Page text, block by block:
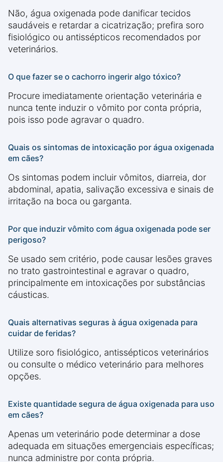
Não, água oxigenada pode danificar tecidos
saudáveis e retardar a cicatrização; prefira soro
fisiológico ou antissépticos recomendados por
veterinários.
O que fazer se o cachorro ingerir algo tóxico?
Procure imediatamente orientação veterinária e
nunca tente induzir o vômito por conta própria,
pois isso pode agravar o quadro.
Quais os sintomas de intoxicação por água oxigenada
em cães?
Os sintomas podem incluir vômitos, diarreia, dor
abdominal, apatia, salivação excessiva e sinais de
irritação na boca ou garganta.
Por que induzir vômito com água oxigenada pode ser
perigoso?
Se usado sem critério, pode causar lesões graves
no trato gastrointestinal e agravar o quadro,
principalmente em intoxicações por substâncias
cáusticas.
Quais alternativas seguras à água oxigenada para
cuidar de feridas?
Utilize soro fisiológico, antissépticos veterinários
ou consulte o médico veterinário para melhores
opções.
Existe quantidade segura de água oxigenada para uso
em cães?
Apenas um veterinário pode determinar a dose
adequada em situações emergenciais específicas;
nunca administre por conta própria.